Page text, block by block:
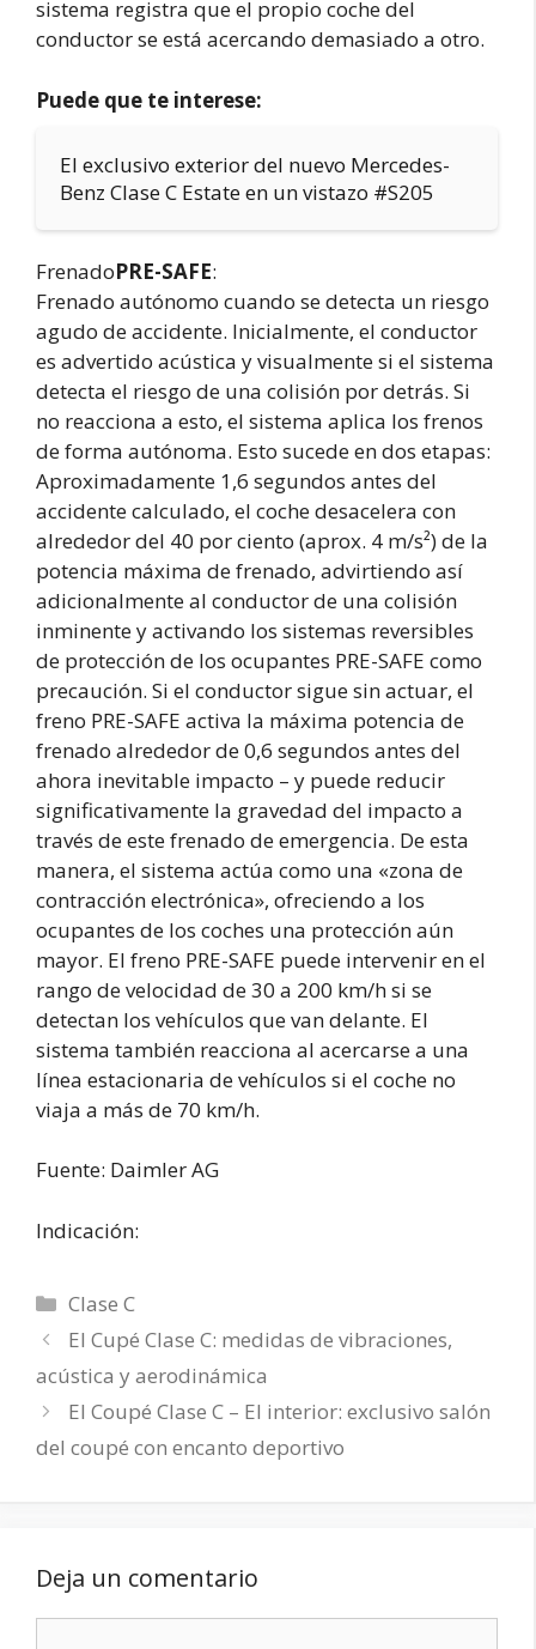
sistema registra que el propio coche del
conductor se está acercando demasiado a otro.
Puede que te interese:
El exclusivo exterior del nuevo Mercedes-
Benz Clase C Estate en un vistazo #S205
FrenadoPRE-SAFE:
Frenado autónomo cuando se detecta un riesgo
agudo de accidente. Inicialmente, el conductor
es advertido acústica y visualmente si el sistema
detecta el riesgo de una colisión por detrás. Si
no reacciona a esto, el sistema aplica los frenos
de forma autónoma. Esto sucede en dos etapas:
Aproximadamente 1,6 segundos antes del
accidente calculado, el coche desacelera con
alrededor del 40 por ciento (aprox. 4 m/s²) de la
potencia máxima de frenado, advirtiendo así
adicionalmente al conductor de una colisión
inminente y activando los sistemas reversibles
de protección de los ocupantes PRE-SAFE como
precaución. Si el conductor sigue sin actuar, el
freno PRE-SAFE activa la máxima potencia de
frenado alrededor de 0,6 segundos antes del
ahora inevitable impacto – y puede reducir
significativamente la gravedad del impacto a
través de este frenado de emergencia. De esta
manera, el sistema actúa como una «zona de
contracción electrónica», ofreciendo a los
ocupantes de los coches una protección aún
mayor. El freno PRE-SAFE puede intervenir en el
rango de velocidad de 30 a 200 km/h si se
detectan los vehículos que van delante. El
sistema también reacciona al acercarse a una
línea estacionaria de vehículos si el coche no
viaja a más de 70 km/h.
Fuente: Daimler AG
Indicación:
Categorías
Clase C
El Cupé Clase C: medidas de vibraciones,
acústica y aerodinámica
El Coupé Clase C – El interior: exclusivo salón
del coupé con encanto deportivo
Deja un comentario